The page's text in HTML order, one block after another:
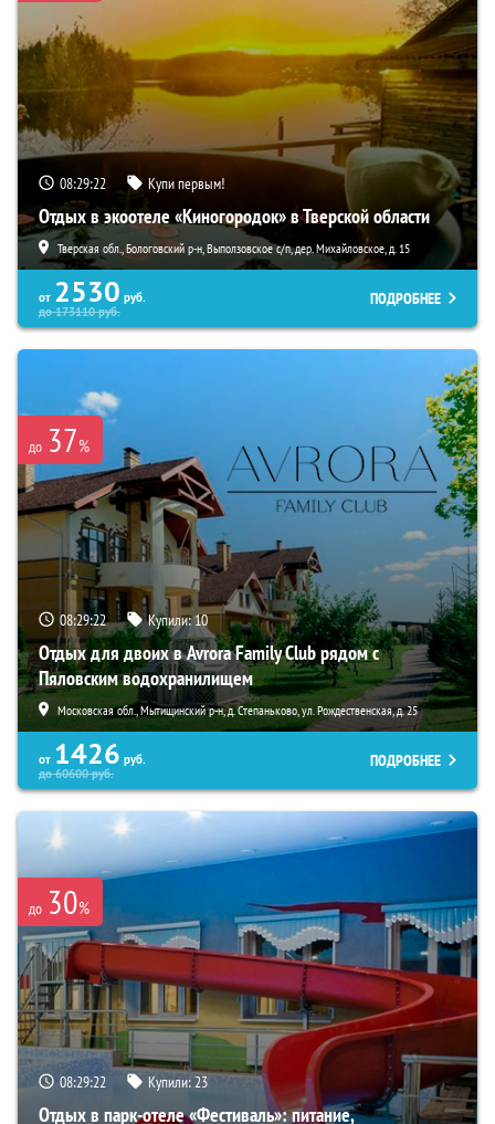
08:29:20 Купи первым!
Отдых в экоотеле «Киногородок» в Тверской области
Тверская обл., Бологовский р-н, Выползовское с/п, дер. Михайловское, д. 15
от 2530 руб.
до173110руб.
ПОДРОБНЕЕ
до 37%
08:29:20 Купили:10
Отдых для двоих в Avrora Family Club рядом с
Пяловским водохранилищем
Московская обл., Мытищинский р-н, д. Степаньково, ул. Рождественская, д. 25
от 1426 руб.
до60600руб.
ПОДРОБНЕЕ
до 30%
08:29:20 Купили:23
Отдых в парк-отеле «Фестиваль»: питание,